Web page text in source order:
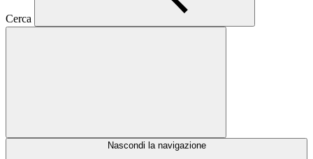
Cerca
Nascondi la navigazione